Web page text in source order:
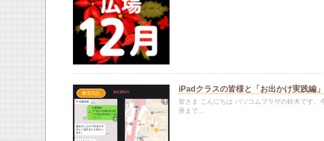
教室日記 iPadクラスの皆様と「お出かけ実践編
皆さま こんにちは パソコムプラザの鈴木です
座まで...